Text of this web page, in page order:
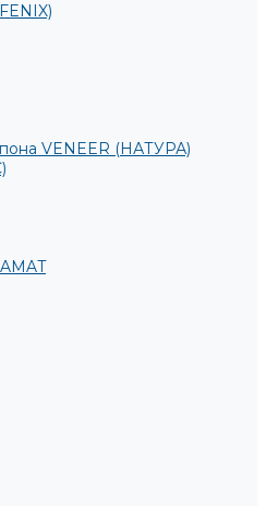
VENEER (НАТУРА)